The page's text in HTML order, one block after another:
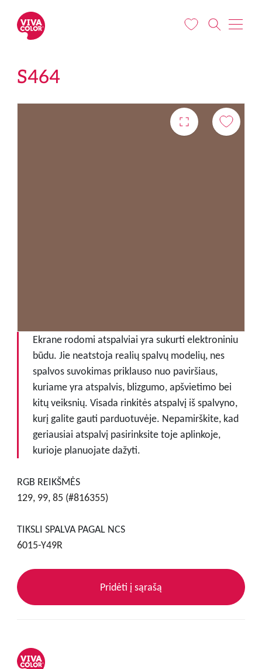
S464
Ekrane rodomi atspalviai yra sukurti elektroniniu
būdu. Jie neatstoja realių spalvų modelių, nes
spalvos suvokimas priklauso nuo paviršiaus,
kuriame yra atspalvis, blizgumo, apšvietimo bei
kitų veiksnių. Visada rinkitės atspalvį iš spalvyno,
kurį galite gauti parduotuvėje. Nepamirškite, kad
geriausiai atspalvį pasirinksite toje aplinkoje,
kurioje planuojate dažyti.
RGB REIKŠMĖS
129, 99, 85 (#816355)
TIKSLI SPALVA PAGAL NCS
6015-Y49R
Pridėti į sąrašą